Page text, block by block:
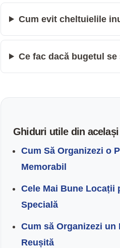
Cum evit cheltuielile
Ce fac dacă bugetul se
Ghiduri utile din
Cum Să Organizezi o
Memorabil
Cele Mai Bune Locații
Specială
Cum să Organizezi
Reușită